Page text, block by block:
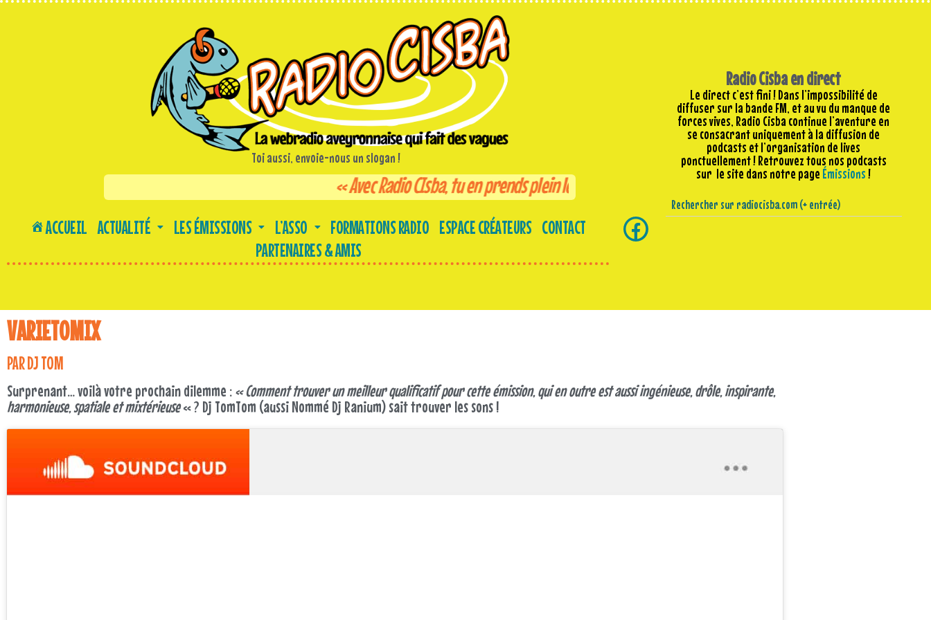
Toi aussi, envoie-nous un slogan !
« Avec Radio CIsba, tu en prends plein les ouies ! « « Radio Cisba, la radio qui a des poils sous
ACCUEIL ACTUALITÉ LES ÉMISSIONS L’ASSO FORMATIONS RADIO ESPACE CRÉATEURS CONTACT
PARTENAIRES & AMIS
Radio Cisba en direct
Le direct c’est fini ! Dans l’impossibilité de
diffuser sur la bande FM, et au vu du manque de
forces vives, Radio Cisba continue l’aventure en
se consacrant uniquement à la diffusion de
podcasts et l’organisation de lives
ponctuellement ! Retrouvez tous nos podcasts
sur le site dans notre page Émissions!
VARIETOMIX
PAR DJ TOM
Surprenant… voilà votre prochain dilemme :« Comment trouver un meilleur qualificatif pour cette émission, qui en outre est aussi ingénieuse, drôle, inspirante,
harmonieuse, spatiale et mixtérieuse« ? Dj TomTom (aussi Nommé Dj Ranium) sait trouver les sons !